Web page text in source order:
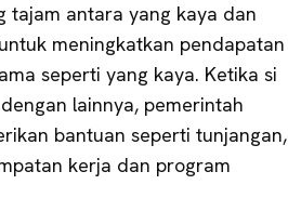
tajam antara yang kaya dan
meningkatkan pendapatan
seperti yang kaya. Ketika si
lainnya, pemerintah
bantuan seperti tunjangan,
kerja dan program